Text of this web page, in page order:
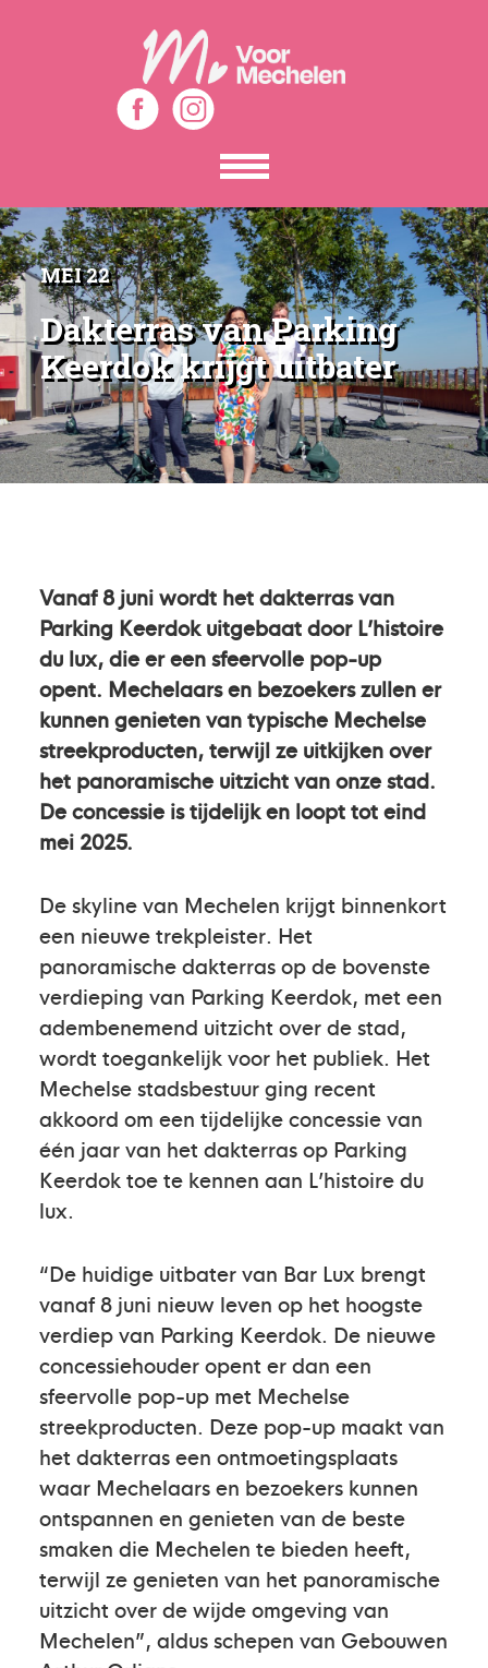
Toon
het
menu
MEI 22
Dakterras van Parking
Keerdok krijgt uitbater
Vanaf 8 juni wordt het dakterras van
Parking Keerdok uitgebaat door L’histoire
du lux, die er een sfeervolle pop-up
opent. Mechelaars en bezoekers zullen er
kunnen genieten van typische Mechelse
streekproducten, terwijl ze uitkijken over
het panoramische uitzicht van onze stad.
De concessie is tijdelijk en loopt tot eind
mei 2025.
De skyline van Mechelen krijgt binnenkort
een nieuwe trekpleister. Het
panoramische dakterras op de bovenste
verdieping van Parking Keerdok, met een
adembenemend uitzicht over de stad,
wordt toegankelijk voor het publiek. Het
Mechelse stadsbestuur ging recent
akkoord om een tijdelijke concessie van
één jaar van het dakterras op Parking
Keerdok toe te kennen aan L’histoire du
lux.
“De huidige uitbater van Bar Lux brengt
vanaf 8 juni nieuw leven op het hoogste
verdiep van Parking Keerdok. De nieuwe
concessiehouder opent er dan een
sfeervolle pop-up met Mechelse
streekproducten. Deze pop-up maakt van
het dakterras een ontmoetingsplaats
waar Mechelaars en bezoekers kunnen
ontspannen en genieten van de beste
smaken die Mechelen te bieden heeft,
terwijl ze genieten van het panoramische
uitzicht over de wijde omgeving van
Mechelen”, aldus schepen van Gebouwen